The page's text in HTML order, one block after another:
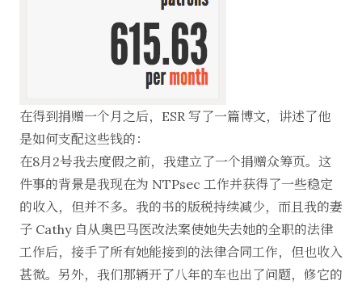
在得到捐赠一个月之后，ESR 写了一篇博文，讲述了他
是如何支配这些钱的：
在8月2号我去度假之前，我建立了一个捐赠众筹页。这
件事的背景是我现在为 NTPsec 工作并获得了一些稳定
的收入，但并不多。我的书的版税持续减少，而且我的妻
子 Cathy 自从奥巴马医改法案使她失去她的全职的法律
工作后，接手了所有她能接到的法律合同工作，但也收入
甚微。另外，我们那辆开了八年的车也出了问题，修它的